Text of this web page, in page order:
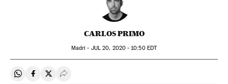
CARLOS PRIMO
Madri - JUL 20, 2020 - 10:50EDT
Compartir en Whatsapp
Compartir en Facebook
Compartir en Twitter
Desplegar Redes Sociales